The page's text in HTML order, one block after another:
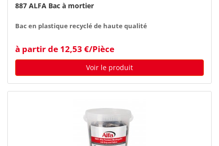
887 ALFA Bac à mortier
Bac en plastique recyclé de haute qualité
à partir de 12,53 €/Pièce
Voir le produit